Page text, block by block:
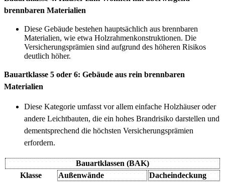
brennbaren Materialien
Diese Gebäude bestehen hauptsächlich aus brennbaren
Materialien, wie etwa Holzrahmenkonstruktionen. Die
Versicherungsprämien sind aufgrund des höheren Risikos
deutlich höher.
Bauartklasse 5 oder 6: Gebäude aus rein brennbaren
Materialien
Diese Kategorie umfasst vor allem einfache Holzhäuser oder
andere Leichtbauten, die ein hohes Brandrisiko darstellen und
dementsprechend die höchsten Versicherungsprämien
erfordern.
Bauartklassen (BAK)
Klasse
Außenwände
Dacheindeckung